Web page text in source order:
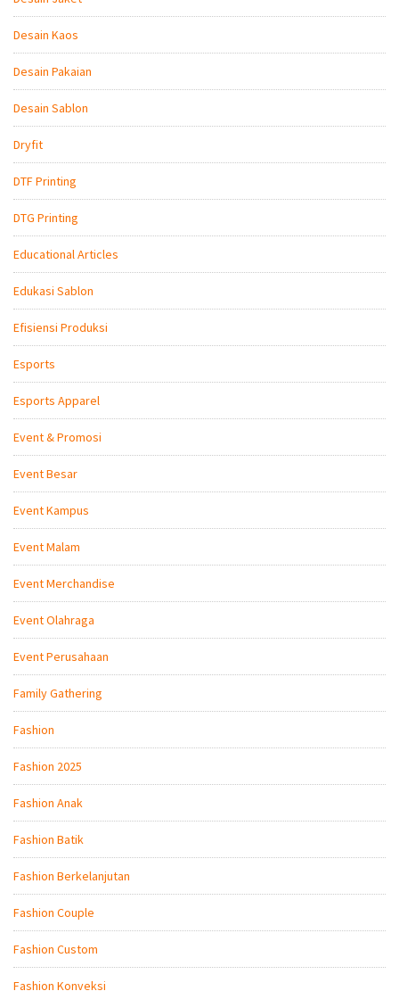
Desain Kaos
Desain Pakaian
Desain Sablon
Dryfit
DTF Printing
DTG Printing
Educational Articles
Edukasi Sablon
Efisiensi Produksi
Esports
Esports Apparel
Event & Promosi
Event Besar
Event Kampus
Event Malam
Event Merchandise
Event Olahraga
Event Perusahaan
Family Gathering
Fashion
Fashion 2025
Fashion Anak
Fashion Batik
Fashion Berkelanjutan
Fashion Couple
Fashion Custom
Fashion Konveksi